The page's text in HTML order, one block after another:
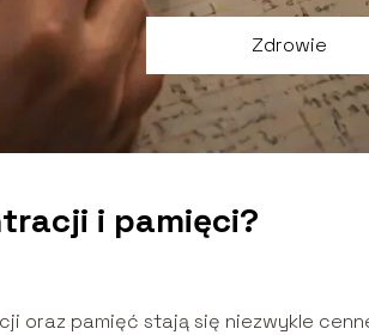
Zdrowie
i pamięci?
oraz pamięć stają się niezwykle